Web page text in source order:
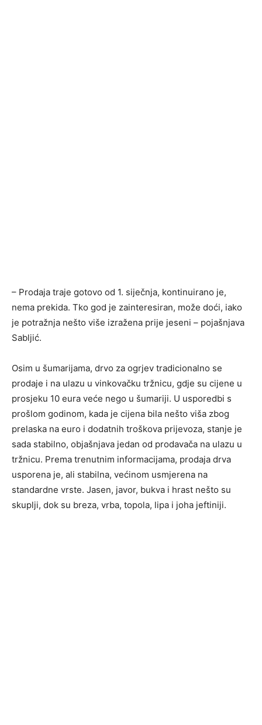
– Prodaja traje gotovo od 1. siječnja, kontinuirano je,
nema prekida. Tko god je zainteresiran, može doći, iako
je potražnja nešto više izražena prije jeseni – pojašnjava
Sabljić.
Osim u šumarijama, drvo za ogrjev tradicionalno se
prodaje i na ulazu u vinkovačku tržnicu, gdje su cijene u
prosjeku 10 eura veće nego u šumariji. U usporedbi s
prošlom godinom, kada je cijena bila nešto viša zbog
prelaska na euro i dodatnih troškova prijevoza, stanje je
sada stabilno, objašnjava jedan od prodavača na ulazu u
tržnicu. Prema trenutnim informacijama, prodaja drva
usporena je, ali stabilna, većinom usmjerena na
standardne vrste. Jasen, javor, bukva i hrast nešto su
skuplji, dok su breza, vrba, topola, lipa i joha jeftiniji.